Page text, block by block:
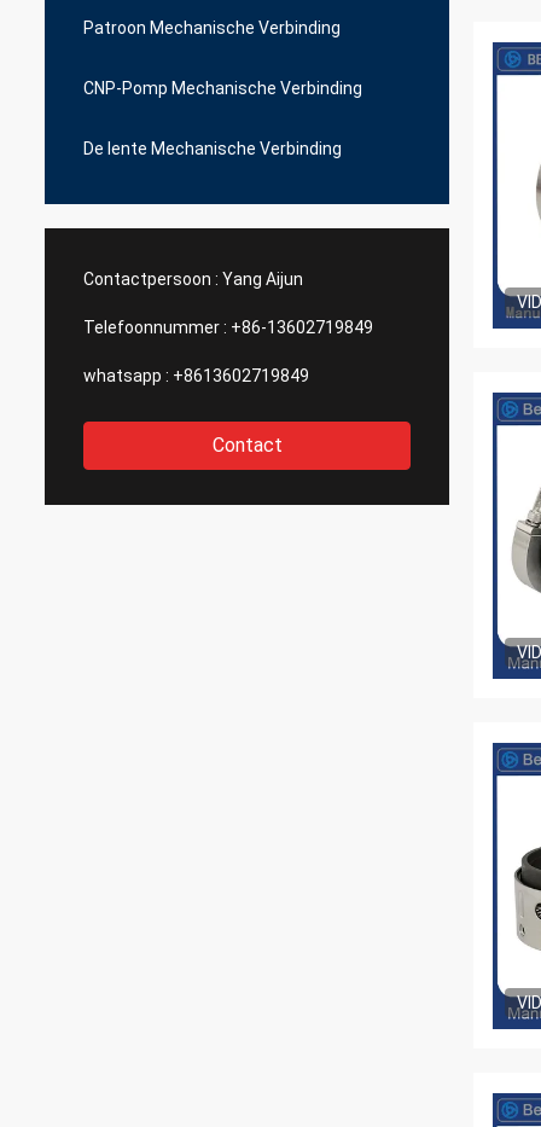
Patroon Mechanische Verbinding
CNP-Pomp Mechanische Verbinding
De lente Mechanische Verbinding
Contactpersoon : Yang Aijun
Telefoonnummer : +86-13602719849
whatsapp : +8613602719849
Contact